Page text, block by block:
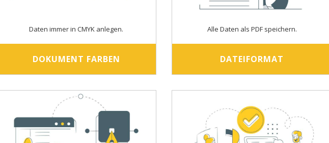
Daten immer in CMYK anlegen.
DOKUMENT FARBEN
Alle Daten als PDF speichern.
DATEIFORMAT